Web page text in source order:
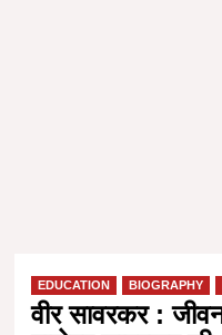
EDUCATION BIOGRAPHY
वीर सावरकर :